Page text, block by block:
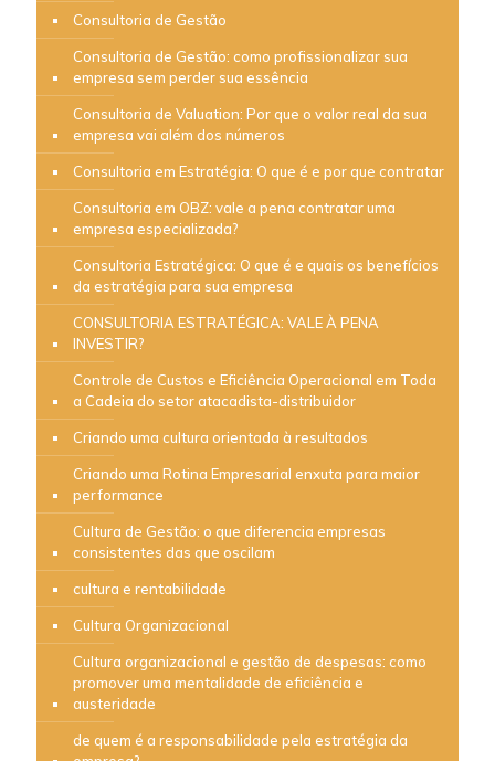
Consultoria de Gestão
Consultoria de Gestão: como profissionalizar sua
empresa sem perder sua essência
Consultoria de Valuation: Por que o valor real da sua
empresa vai além dos números
Consultoria em Estratégia: O que é e por que contratar
Consultoria em OBZ: vale a pena contratar uma
empresa especializada?
Consultoria Estratégica: O que é e quais os benefícios
da estratégia para sua empresa
CONSULTORIA ESTRATÉGICA: VALE À PENA
INVESTIR?
Controle de Custos e Eficiência Operacional em Toda
a Cadeia do setor atacadista-distribuidor
Criando uma cultura orientada à resultados
Criando uma Rotina Empresarial enxuta para maior
performance
Cultura de Gestão: o que diferencia empresas
consistentes das que oscilam
cultura e rentabilidade
Cultura Organizacional
Cultura organizacional e gestão de despesas: como
promover uma mentalidade de eficiência e
austeridade
de quem é a responsabilidade pela estratégia da